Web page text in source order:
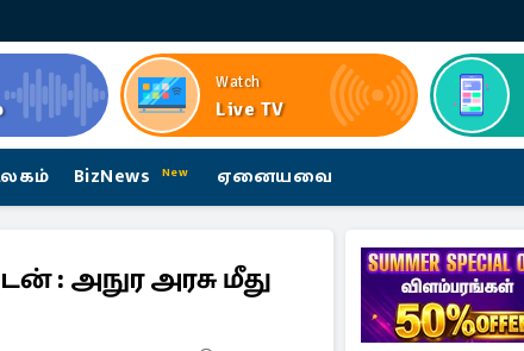
Watch
Live TV
BizNews New ஏனையவை
: அநுர அரசு மீது